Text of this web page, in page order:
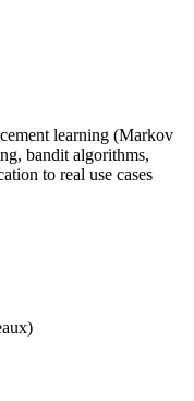
learning (Markov
bandit algorithms,
to real use cases